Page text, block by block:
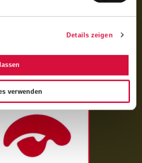
Details zeigen
verwenden
und Gewerbesteuer
339/5794/0212